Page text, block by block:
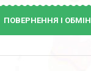
ПОВЕРНЕННЯ І ОБМІН